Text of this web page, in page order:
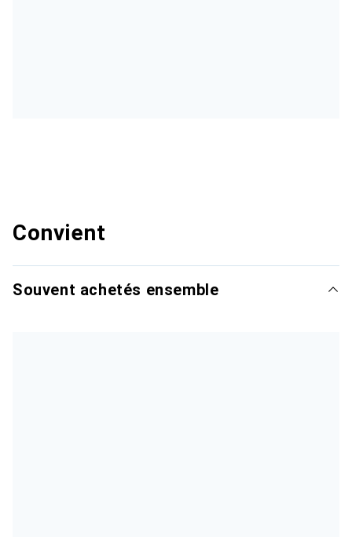
Convient
Souvent achetés ensemble